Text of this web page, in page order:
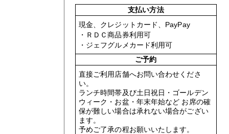
支払い方法
現金、クレジットカード、PayPay
・ＲＤＣ商品券利用可
・ジェフグルメカード利用可
ご予約
直接ご利用店舗へお問い合わせくださ
い。
ランチ時間帯及び土日祝日・ゴールデン
ウィーク・お盆・年末年始など お席の確
保が難しい場合は承れない場合がござい
ます。
予めご了承の程お願いいたします。